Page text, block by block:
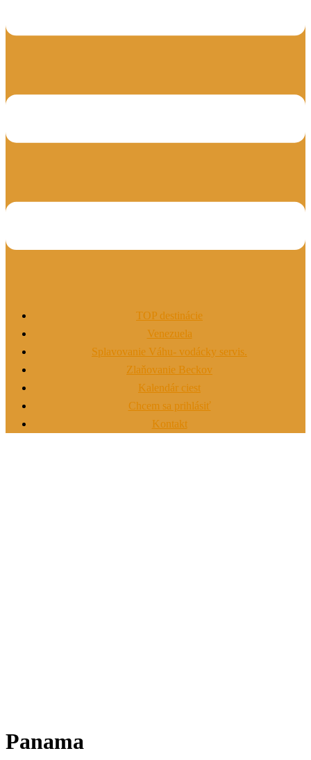
TOP destinácie
Venezuela
Splavovanie Váhu- vodácky servis.
Zlaňovanie Beckov
Kalendár ciest
Chcem sa prihlásiť
Kontakt
Panama